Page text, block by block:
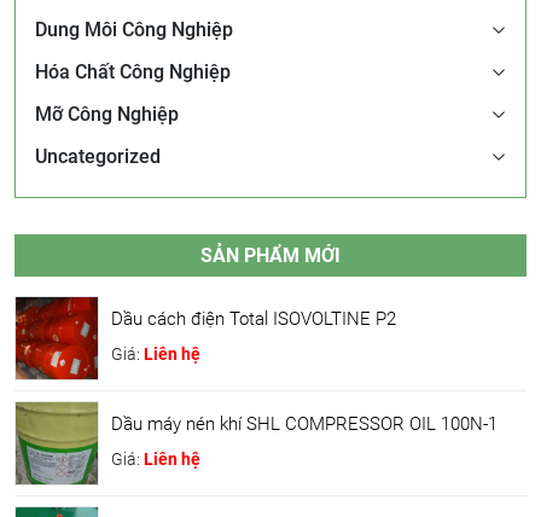
Dung Môi Công Nghiệp
Hóa Chất Công Nghiệp
Mỡ Công Nghiệp
Uncategorized
SẢN PHẨM MỚI
Dầu cách điện Total ISOVOLTINE P2
Giá: Liên hệ
Dầu máy nén khí SHL COMPRESSOR OIL 100N-1
Giá: Liên hệ